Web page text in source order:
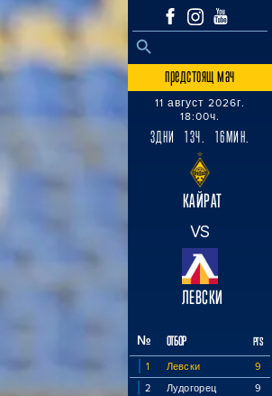
Search
SEARCH BUTTON
предстоящ мач
11 август 2026г.
18:00ч.
3ДНИ 13Ч. 16МИН.
КАЙРАТ
VS
ЛЕВСКИ
№ ОТБОР PTS
1 Левски
9
2
Лудогорец
9